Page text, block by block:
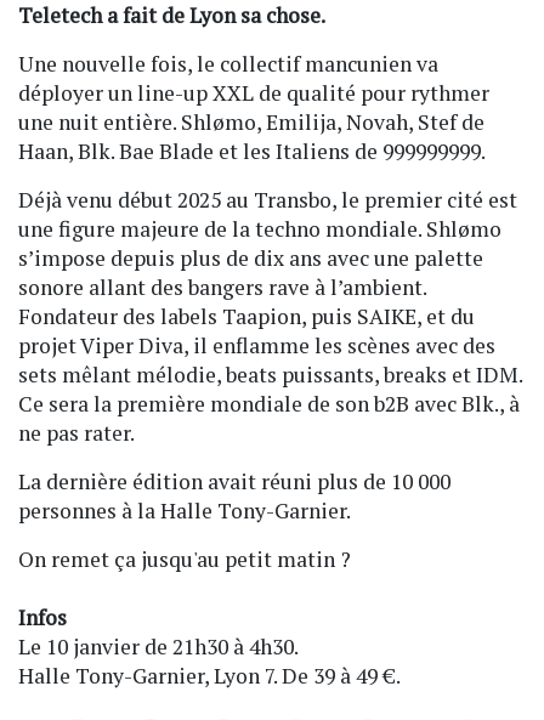
Teletech a fait de Lyon sa chose.
Une nouvelle fois, le collectif mancunien va
déployer un line-up XXL de qualité pour rythmer
une nuit entière. Shlømo, Emilija, Novah, Stef de
Haan, Blk. Bae Blade et les Italiens de 999999999.
Déjà venu début 2025 au Transbo, le premier cité est
une figure majeure de la techno mondiale. Shlømo
s’impose depuis plus de dix ans avec une palette
sonore allant des bangers rave à l’ambient.
Fondateur des labels Taapion, puis SAIKE, et du
projet Viper Diva, il enflamme les scènes avec des
sets mêlant mélodie, beats puissants, breaks et IDM.
Ce sera la première mondiale de son b2B avec Blk., à
ne pas rater.
La dernière édition avait réuni plus de 10 000
personnes à la Halle Tony-Garnier.
On remet ça jusqu'au petit matin ?
Infos
Le 10 janvier de 21h30 à 4h30.
Halle Tony-Garnier, Lyon 7. De 39 à 49 €.